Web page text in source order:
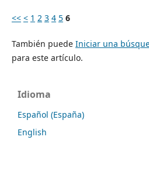
<< < 1 2 3 4 5 6
También puede Iniciar una
para este artículo.
Idioma
Español (España)
English